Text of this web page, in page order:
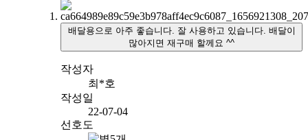
배달용으로 아주 좋습니다. 잘 사용하고 있습니다. 배달이
많아지면 재구매 할께요 ^^
작성자
최*호
작성일
22-07-04
선호도